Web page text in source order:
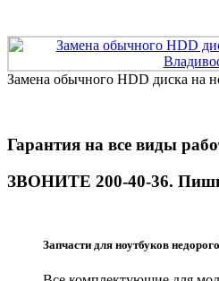
Замена обычного HDD диска на
Гарантия на все виды
ЗВОНИТЕ 200-40-36.
Запчасти для ноутбуков